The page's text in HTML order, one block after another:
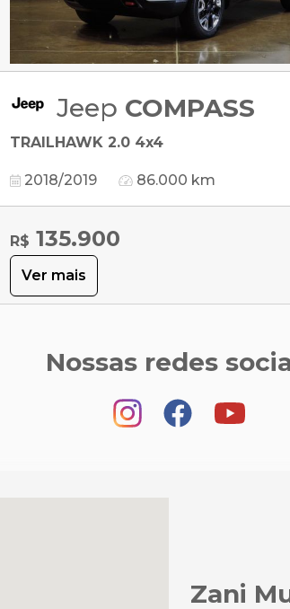
Jeep COMPASS
TRAILHAWK 2.0 4x4
2018/2019 86.000 km
R$ 135.900
Ver mais
Nossas redes
Zani